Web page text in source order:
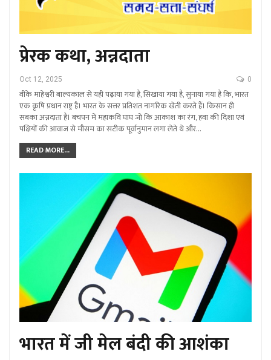
प्रेरक कथा, अन्नदाता
Oct 12, 2025 0
वीके माहेश्वरी बाल्यकाल से यही पढ़ाया गया है, सिखाया गया है, सुनाया गया है कि, भारत
एक कृषि प्रधान राष्ट्र है। भारत के सत्तर प्रतिशत नागरिक खेती करते हैं। किसान ही
सबका अन्नदाता है। बचपन में महाकवि घाघ जो कि आकाश का रंग, हवा की दिशा एवं
पक्षियों की आवाज से मौसम का सटीक पूर्वानुमान लगा लेते थे और…
READ MORE...
भारत में जी मेल बंदी की आशंका